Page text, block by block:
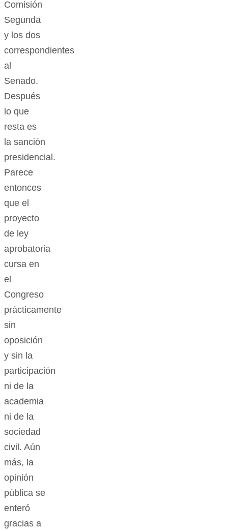
Comisión
Segunda
y los dos
correspondientes
al
Senado.
Después
lo que
resta es
la sanción
presidencial.
Parece
entonces
que el
proyecto
de ley
aprobatoria
cursa en
el
Congreso
prácticamente
sin
oposición
y sin la
participación
ni de la
academia
ni de la
sociedad
civil. Aún
más, la
opinión
pública se
enteró
gracias a